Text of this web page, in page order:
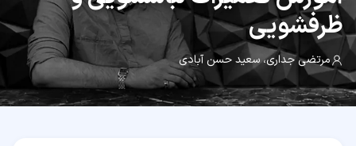
ظرفشویی
مرتضی جداری،سعید حسن آبادی